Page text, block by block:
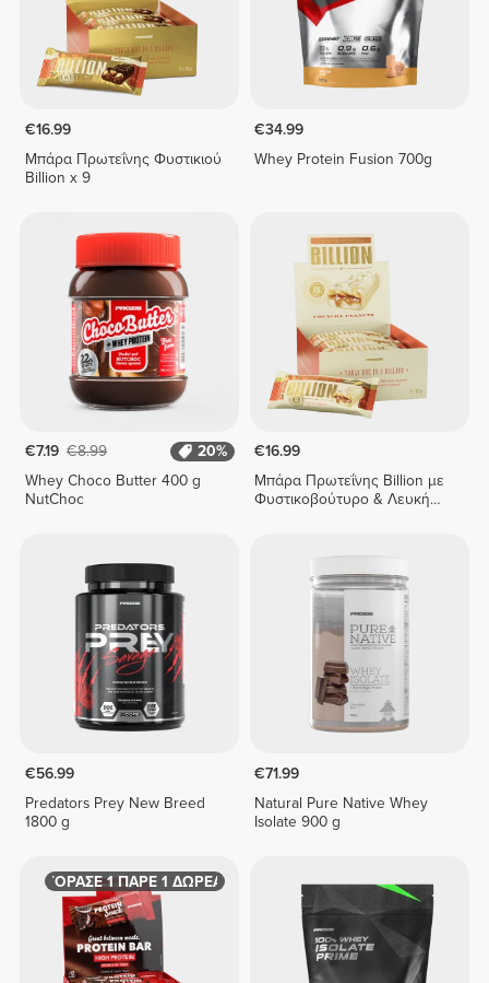
€16.99
Μπάρα Πρωτεΐνης Φυστικιού
Billion x 9
€34.99
Whey Protein Fusion 700g
€7.19 €8.99
20%
Whey Choco Butter 400 g
NutChoc
€16.99
Μπάρα Πρωτεΐνης Billion με
Φυστικοβούτυρο & Λευκή
€56.99
Predators Prey New Breed
1800 g
€71.99
Natural Pure Native Whey
Isolate 900 g
ΑΓΟΡΑΣΕ 1 ΠΑΡΕ 1 ΔΩΡΕΑΝ